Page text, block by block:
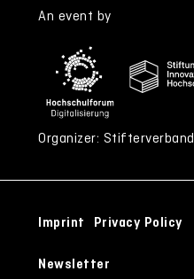
An event by
Organizer: Stifterverband
Imprint Privacy Policy
Newsletter